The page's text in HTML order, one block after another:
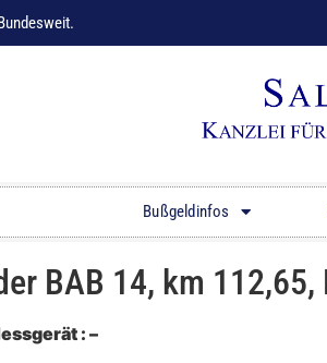
Bußgeldinfos
BAB 14, km
: –